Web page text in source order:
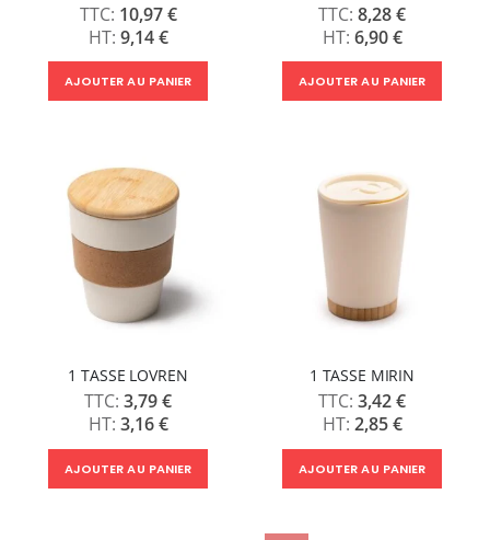
10,97 €
9,14 €
AJOUTER AU PANIER
8,28 €
6,90 €
AJOUTER AU PANIER
1 TASSE LOVREN
3,79 €
3,16 €
AJOUTER AU PANIER
1 TASSE MIRIN
3,42 €
2,85 €
AJOUTER AU PANIER